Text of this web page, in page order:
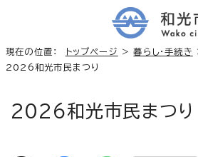
現在の位置： トップページ >暮らし・手続き
2026和光市民まつり
2026和光市民まつり